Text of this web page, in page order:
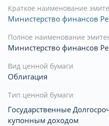
Краткое наименование
Министерство финансов
Полное наименование
Министерство финансов
Вид ценной бумаги
Облигация
Тип ценной бумаги
Государственные
купонным доходом